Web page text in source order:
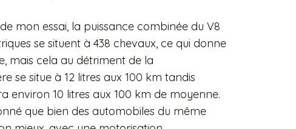
mon essai, la puissance combinée du V8
se situent à 438 chevaux, ce qui donne
mais cela au détriment de la
se situe à 12 litres aux 100 km tandis
environ 10 litres aux 100 km de moyenne.
que bien des automobiles du même